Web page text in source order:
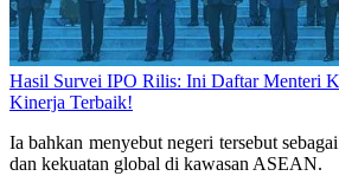
Hasil Survei IPO Rilis: Ini Daftar Menteri
Kinerja Terbaik!
Ia bahkan menyebut negeri tersebut
dan kekuatan global di kawasan ASEAN.